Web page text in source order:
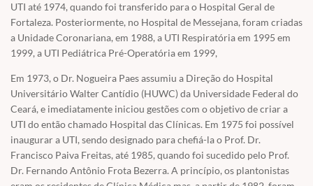
UTI até 1974, quando foi transferido para o Hospital Geral de
Fortaleza. Posteriormente, no Hospital de Messejana, foram criadas
a Unidade Coronariana, em 1988, a UTI Respiratória em 1995 em
1999, a UTI Pediátrica Pré-Operatória em 1999,
Em 1973, o Dr. Nogueira Paes assumiu a Direção do Hospital
Universitário Walter Cantídio (HUWC) da Universidade Federal do
Ceará, e imediatamente iniciou gestões com o objetivo de criar a
UTI do então chamado Hospital das Clínicas. Em 1975 foi possível
inaugurar a UTI, sendo designado para chefiá-la o Prof. Dr.
Francisco Paiva Freitas, até 1985, quando foi sucedido pelo Prof.
Dr. Fernando Antônio Frota Bezerra. A princípio, os plantonistas